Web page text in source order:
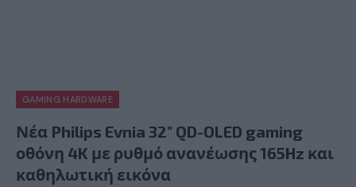
GAMING HARDWARE
Νέα Philips Evnia 32″ QD-OLED gaming
οθόνη 4K με ρυθμό ανανέωσης 165Hz και
καθηλωτική εικόνα